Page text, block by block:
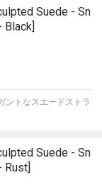
Suede - Sn
Black]
ントなスエードストラ
Suede - Sn
Rust]